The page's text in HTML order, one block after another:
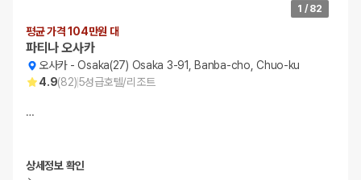
1 / 82
평균 가격 104만원 대
파티나 오사카
오사카-Osaka(27) Osaka 3-91, Banba-cho, Chuo-ku
4.9(82)5성급호텔/리조트
…
상세정보 확인